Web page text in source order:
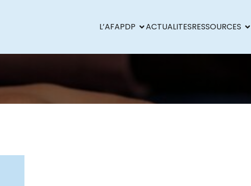
L’AFAPDP ACTUALITESRESSOURCES